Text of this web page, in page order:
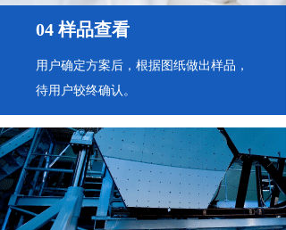
04 样品查看
用户确定方案后，根据图纸做出样品，
待用户较终确认。